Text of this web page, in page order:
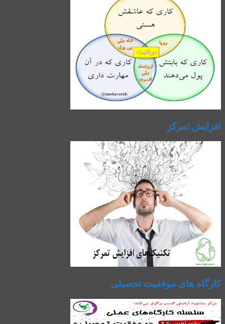
افزایش تمرکز
کارگاه های موفقیت تحصیلی